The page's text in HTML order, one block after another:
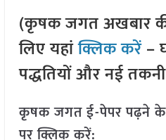
(कृषक जगत अखबार
लिए यहांक्लिक करें–
पद्धतियों और नई
कृषक जगत ई-पेपर पढ़ने के